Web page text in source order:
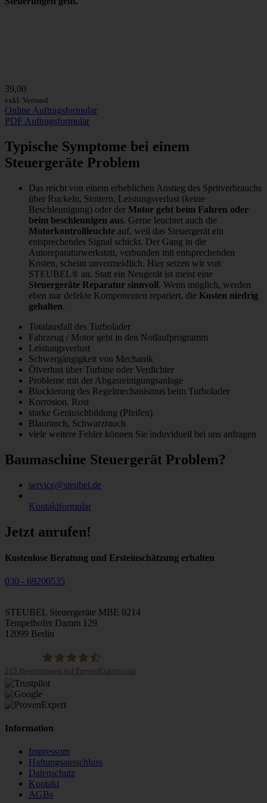
39,00
exkl. Versand
Online Auftragsformular
PDF Auftragsformular
Typische Symptome bei einem
Steuergeräte Problem
Das reicht von einem erheblichen Anstieg des Spritverbrauchs
über Ruckeln, Stottern, Leistungsverlust (keine
Beschleunigung) oder der Motor geht beim Fahren oder
beim beschleunigen aus. Gerne leuchtet auch die
Motorkontrollleuchte auf, weil das Steuergerät ein
entsprechendes Signal schickt. Der Gang in die
Autoreparaturwerkstatt, verbunden mit entsprechenden
Kosten, scheint unvermeidlich. Hier setzen wir von
STEUBEL® an. Statt ein Neugerät ist meist eine
Steuergeräte Reparatur sinnvoll. Wenn möglich, werden
eben nur defekte Komponenten repariert, die Kosten niedrig
gehalten.
Totalausfall des Turbolader
Fahrzeug / Motor geht in den Notlaufprogramm
Leistungsverlust
Schwergängigkeit von Mechanik
Ölverlust über Turbine oder Verdichter
Probleme mit der Abgasreinigungsanlage
Blockierung des Regelmechanismus beim Turbolader
Korrosion, Rost
starke Geräuschbildung (Pfeifen)
Blaurauch, Schwarzrauch
viele weitere Fehler können Sie induviduell bei uns anfragen
Baumaschine Steuergerät Problem?
service@steubel.de
Kontaktformular
Jetzt anrufen!
Kostenlose Beratung und Ersteinschätzung erhalten
030 - 69200535
STEUBEL Steuergeräte MBE 0214
Tempelhofer Damm 129
12099 Berlin
STEUBEL Steuergeräte Annahme Filiale MBE 0214
215 Bewertungen auf ProvenExpert.com
Information
Impressum
Haftungsausschluss
Datenschutz
Kontakt
AGBs